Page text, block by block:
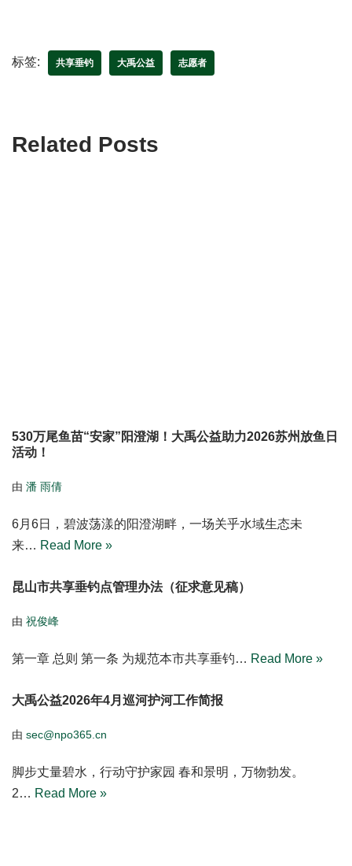
标签: 共享垂钓 大禹公益 志愿者
Related Posts
530万尾鱼苗“安家”阳澄湖！大禹公益助力2026苏州放鱼日
活动！
由 潘 雨倩
6月6日，碧波荡漾的阳澄湖畔，一场关乎水域生态未
来… Read More »
昆山市共享垂钓点管理办法（征求意见稿）
由 祝俊峰
第一章 总则 第一条 为规范本市共享垂钓… Read More »
大禹公益2026年4月巡河护河工作简报
由 sec@npo365.cn
脚步丈量碧水，行动守护家园 春和景明，万物勃发。
2… Read More »